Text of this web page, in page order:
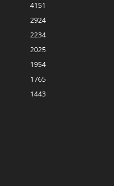
4151
2924
2234
2025
1954
1765
1443